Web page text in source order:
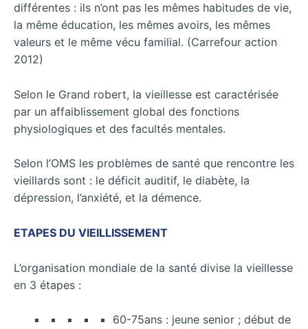
différentes : ils n’ont pas les mêmes habitudes de vie,
la même éducation, les mêmes avoirs, les mêmes
valeurs et le même vécu familial. (Carrefour action
2012)
Selon le Grand robert, la vieillesse est caractérisée
par un affaiblissement global des fonctions
physiologiques et des facultés mentales.
Selon l’OMS les problèmes de santé que rencontre les
vieillards sont : le déficit auditif, le diabète, la
dépression, l’anxiété, et la démence.
ETAPES DU VIEILLISSEMENT
L’organisation mondiale de la santé divise la vieillesse
en 3 étapes :
60-75ans : jeune senior ; début de